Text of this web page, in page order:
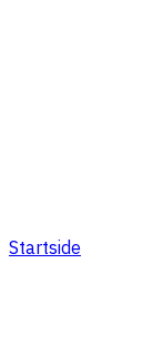
Startside